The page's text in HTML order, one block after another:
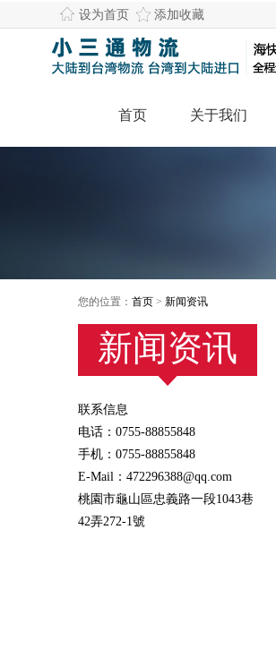
设为首页 添加收藏
首页 关于我们
您的位置： 首页 > 新闻资讯
新闻资讯
联系信息
电话：0755-88855848
手机：0755-88855848
E-Mail：472296388@qq.com
桃園市龜山區忠義路一段1043巷
42弄272-1號